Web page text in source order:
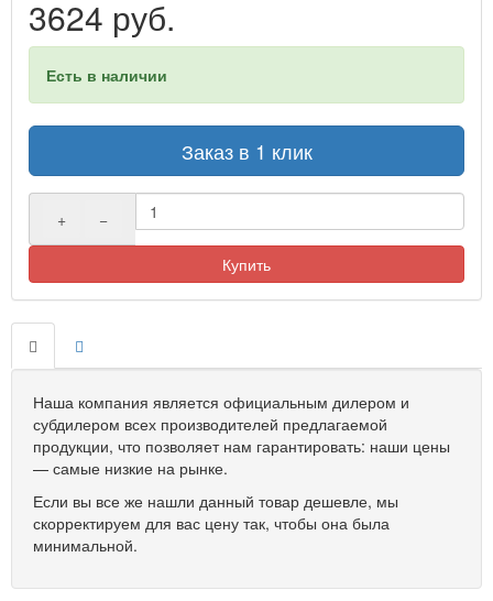
3624 руб.
Есть в наличии
Заказ в 1 клик
+ −
Купить
Наша компания является официальным дилером и
субдилером всех производителей предлагаемой
продукции, что позволяет нам гарантировать: наши цены
— самые низкие на рынке.
Если вы все же нашли данный товар дешевле, мы
скорректируем для вас цену так, чтобы она была
минимальной.